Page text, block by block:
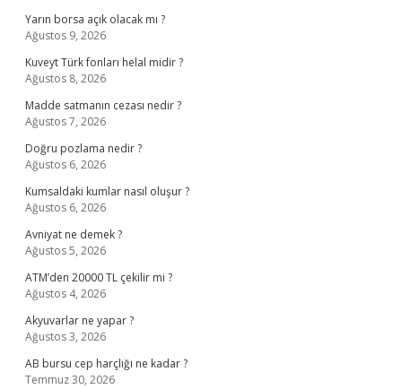
Yarın borsa açık olacak mı ?
Ağustos 9, 2026
Kuveyt Türk fonları helal midir ?
Ağustos 8, 2026
Madde satmanın cezası nedir ?
Ağustos 7, 2026
Doğru pozlama nedir ?
Ağustos 6, 2026
Kumsaldaki kumlar nasıl oluşur ?
Ağustos 6, 2026
Avniyat ne demek ?
Ağustos 5, 2026
ATM’den 20000 TL çekilir mi ?
Ağustos 4, 2026
Akyuvarlar ne yapar ?
Ağustos 3, 2026
AB bursu cep harçlığı ne kadar ?
Temmuz 30, 2026